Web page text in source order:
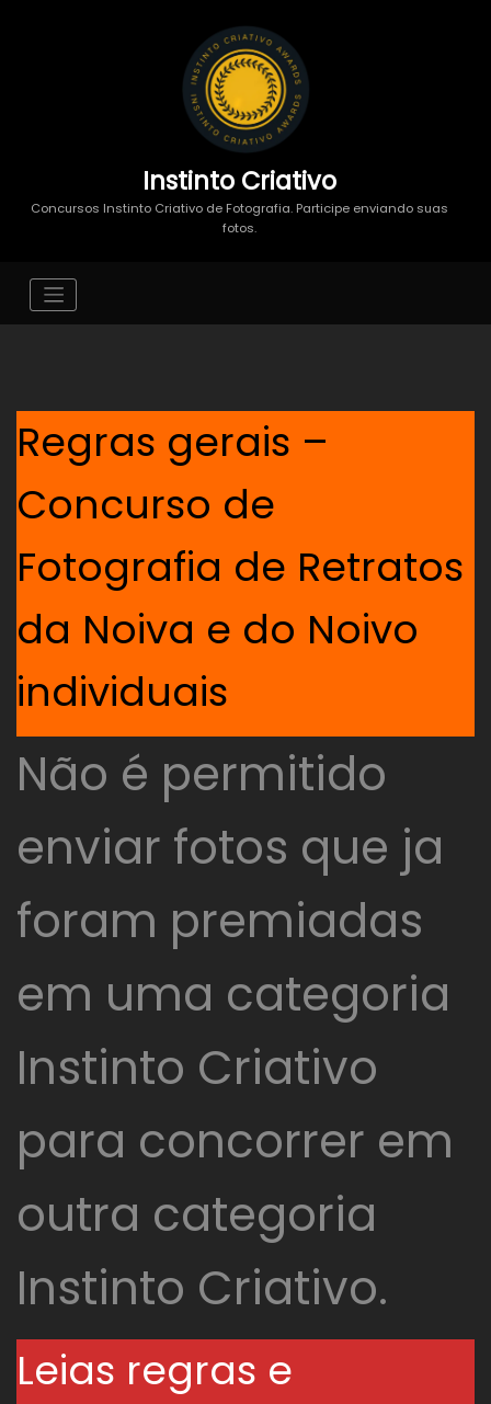
Instinto Criativo
Concursos Instinto Criativo de Fotografia. Participe enviando suas
fotos.
Regras gerais –
Concurso de
Fotografia de Retratos
da Noiva e do Noivo
individuais
Não é permitido
enviar fotos que ja
foram premiadas
em uma categoria
Instinto Criativo
para concorrer em
outra categoria
Instinto Criativo.
Leias regras e